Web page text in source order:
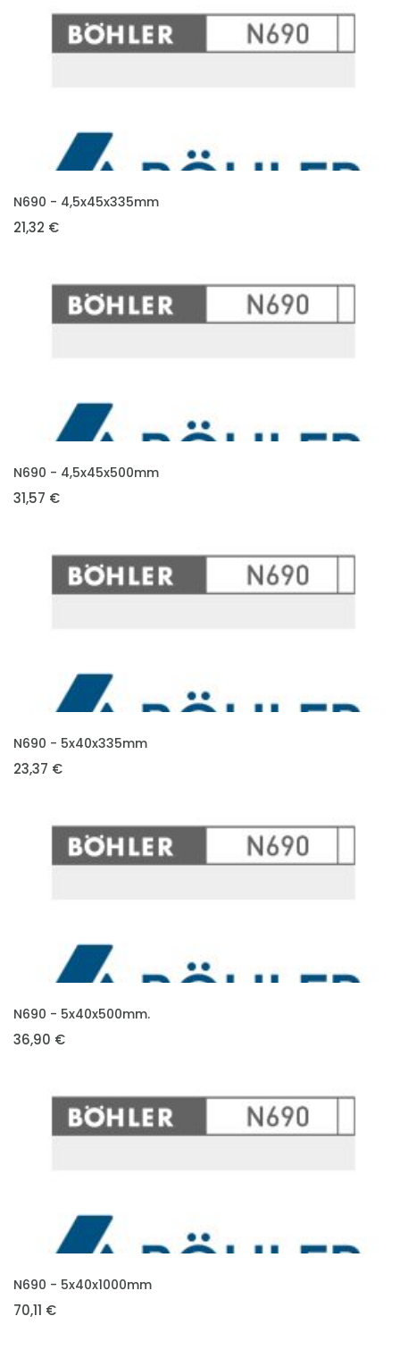
VLOŽIT DO KOŠÍKU
N690 - 4,5x45x335mm
21,32 €
VLOŽIT DO KOŠÍKU
N690 - 4,5x45x500mm
31,57 €
VLOŽIT DO KOŠÍKU
N690 - 5x40x335mm
23,37 €
VLOŽIT DO KOŠÍKU
N690 - 5x40x500mm.
36,90 €
VLOŽIT DO KOŠÍKU
N690 - 5x40x1000mm
70,11 €